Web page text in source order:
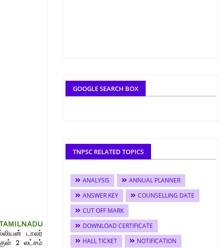
டாலர்
2 லட்சம்
GOOGLE SEARCH BOX
TNPSC RELATED TOPICS
ANALYSIS
ANNUAL PLANNER
ANSWER KEY
COUNSELLING DATE
CUT OFF MARK
DOWNLOAD CERTIFICATE
HALL TICKET
NOTIFICATION